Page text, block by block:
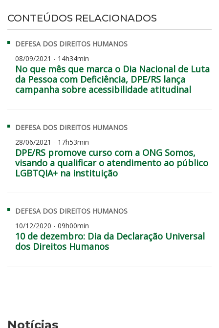
CONTEÚDOS RELACIONADOS
DEFESA DOS DIREITOS HUMANOS
08/09/2021 - 14h34min
No que mês que marca o Dia Nacional de Luta
da Pessoa com Deficiência, DPE/RS lança
campanha sobre acessibilidade atitudinal
DEFESA DOS DIREITOS HUMANOS
28/06/2021 - 17h53min
DPE/RS promove curso com a ONG Somos,
visando a qualificar o atendimento ao público
LGBTQIA+ na instituição
DEFESA DOS DIREITOS HUMANOS
10/12/2020 - 09h00min
10 de dezembro: Dia da Declaração Universal
dos Direitos Humanos
Notícias